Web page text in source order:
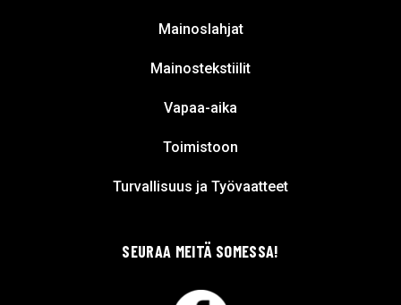
Mainoslahjat
Mainostekstiilit
Vapaa-aika
Toimistoon
Turvallisuus ja Työvaatteet
SEURAA MEITÄ SOMESSA!